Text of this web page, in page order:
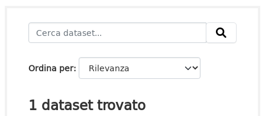
Ordina per
1 dataset trovato